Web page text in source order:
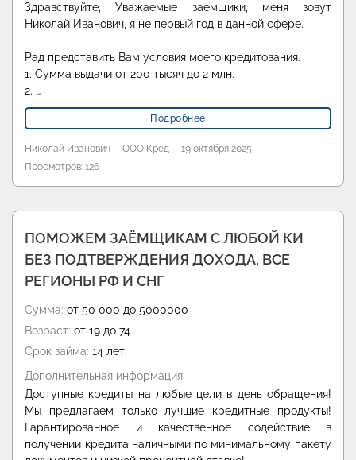
Здравствуйте, Уважаемые заемщики, меня зовут
Николай Иванович, я не первый год в данной сфере.
Рад представить Вам условия моего кредитования.
1. Сумма выдачи от 200 тысяч до 2 млн.
2. …
Подробнее
Николай Иванович ООО Кред
19 октября 2025
Просмотров: 126
ПОМОЖЕМ ЗАЁМЩИКАМ С ЛЮБОЙ КИ
БЕЗ ПОДТВЕРЖДЕНИЯ ДОХОДА, ВСЕ
РЕГИОНЫ РФ И СНГ
Сумма: от 50 000 до 5000000
Возраст: от 19 до 74
Срок займа: 14 лет
Дополнительная информация:
Доступные кредиты на любые цели в день обращения!
Мы предлагаем только лучшие кредитные продукты!
Гарантированное и качественное содействие в
получении кредита наличными по минимальному пакету